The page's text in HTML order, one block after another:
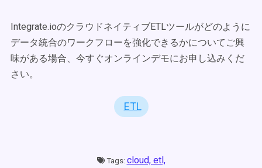
Integrate.ioのクラウドネイティブETLツールがどのように
データ統合のワークフローを強化できるかについてご興
味がある場合、今すぐオンラインデモにお申し込みくだ
さい。
ETL
Tags: cloud, etl,